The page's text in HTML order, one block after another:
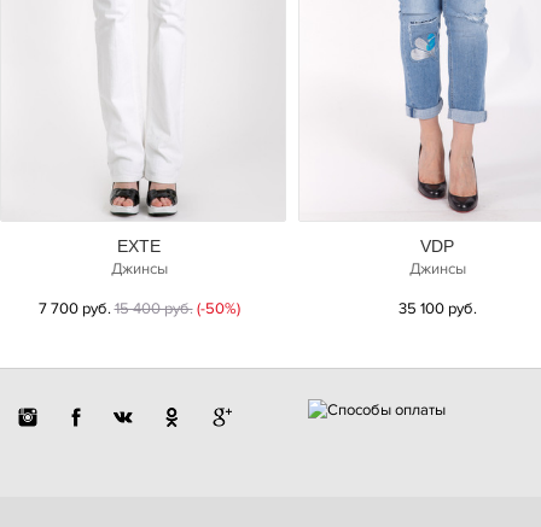
EXTE
Джинсы
7 700 руб.15 400 руб. (-50%)
VDP
Джинсы
35 100 руб.